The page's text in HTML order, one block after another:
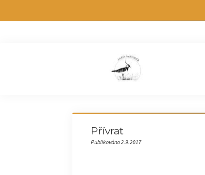
Přívrat
Publikováno 2.9.2017